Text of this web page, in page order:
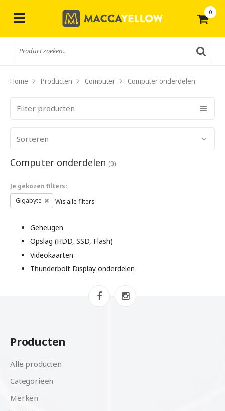
0
Home Producten Computer Computer onderdelen
Filter producten
Sorteren
Computer onderdelen (0)
Je gekozen filters:
Gigabyte Wis alle filters
Geheugen
Opslag (HDD, SSD, Flash)
Videokaarten
Thunderbolt Display onderdelen
Producten
Alle producten
Categorieën
Merken